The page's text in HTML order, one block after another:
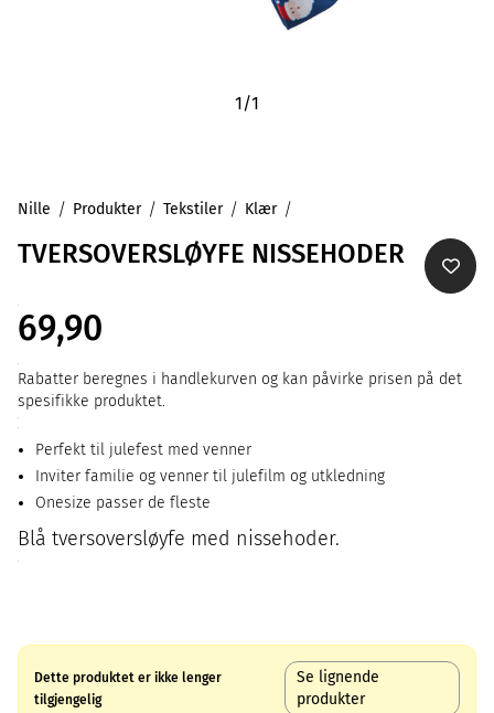
1/1
Nille Produkter Tekstiler Klær
TVERSOVERSLØYFE NISSEHODER
69,90
Rabatter beregnes i handlekurven og kan påvirke prisen på det
spesifikke produktet.
Perfekt til julefest med venner
Inviter familie og venner til julefilm og utkledning
Onesize passer de fleste
Blå tversoversløyfe med nissehoder.
Dette produktet er ikke lenger
tilgjengelig
Se lignende
produkter